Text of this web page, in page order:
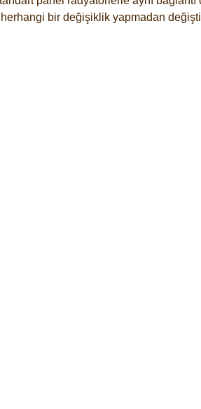
bir değişiklik yapmadan